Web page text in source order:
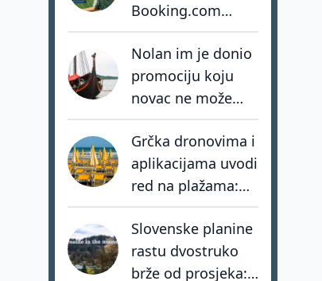
Booking.com
ostvarila više od
osam milijuna
impresija
Nolan im je donio
promociju koju
novac ne može
kupiti. Favignana
sada bira kako ne
postati žrtva
vlastitog uspjeha
Grčka dronovima i
aplikacijama uvodi
red na plažama:
Kazne za kršenje
zakona i do 73.000
eura
Slovenske planine
rastu dvostruko
brže od prosjeka: